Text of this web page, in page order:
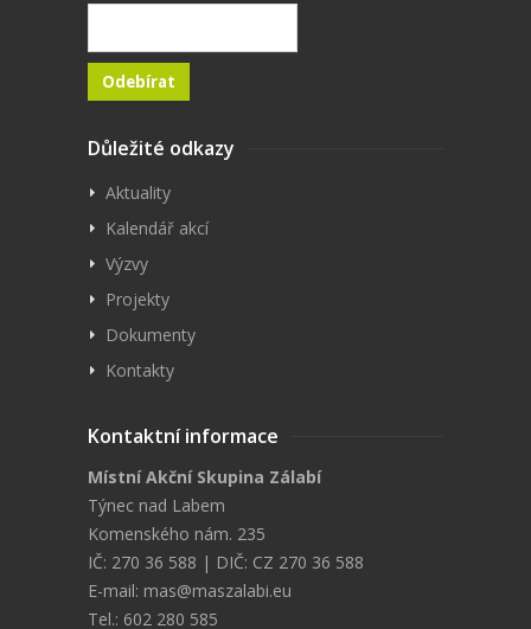
Důležité odkazy
Aktuality
Kalendář akcí
Výzvy
Projekty
Dokumenty
Kontakty
Kontaktní informace
Místní Akční Skupina Zálabí
Týnec nad Labem
Komenského nám. 235
IČ: 270 36 588 | DIČ: CZ 270 36 588
E-mail: mas@maszalabi.eu
Tel.: 602 280 585